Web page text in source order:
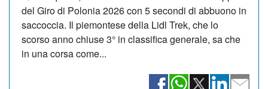
del Giro di Polonia 2026 con 5 secondi di abbuono in
saccoccia. Il piemontese della Lidl Trek, che lo
scorso anno chiuse 3° in classifica generale, sa che
in una corsa come...